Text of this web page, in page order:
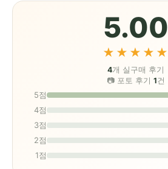
5.00
★★★★★
4개 실구매 후기
📷 포토 후기 1건
5점
4점
3점
2점
1점